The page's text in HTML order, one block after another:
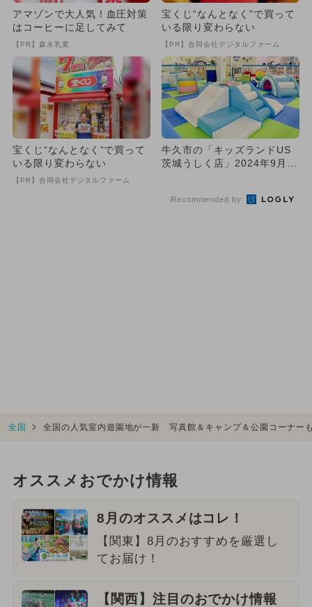
アマゾンで大人気！血圧対策
はコーヒーに足してみて
【PR】森永乳業
宝くじ“なんとなく”で買って
いる限り変わらない
【PR】合同会社デジタルファーム
宝くじ“なんとなく”で買って
いる限り変わらない
【PR】合同会社デジタルファーム
牛久市の「キッズランドUS
茨城うしく店」2024年9月に
Recommended by
全国 全国の人気室内遊園地が一新 写真館＆キャンプ＆公園コーナー
オススメおでかけ情報
8月のオススメはコレ！
【関東】8月のおすすめを厳選し
てお届け！
【関西】注目のおでかけ情報